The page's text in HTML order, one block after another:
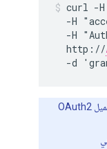
curl -H
-H
-H
  http://
-d
للحصول على الإذن، عليك ضبط عميل OAuth2